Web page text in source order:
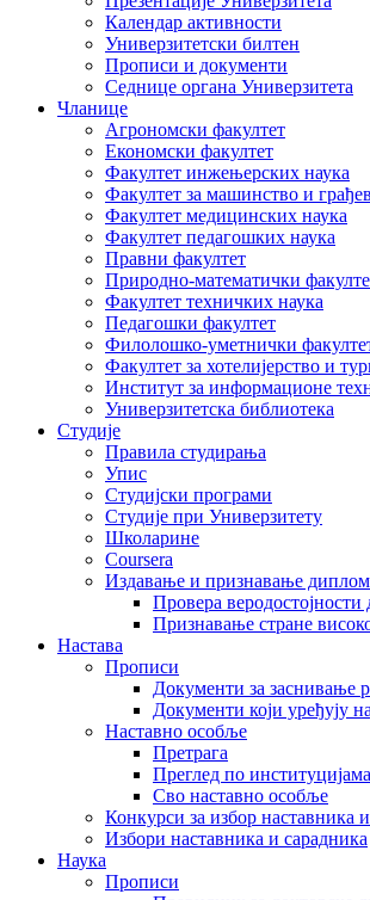
Календар активности
Универзитетски билтен
Прописи и документи
Седнице органа Универзитета
Чланице
Агрономски факултет
Економски факултет
Факултет инжењерских наука
Факултет за машинство и
Факултет медицинских наука
Факултет педагошких наука
Правни факултет
Природно-математички
Факултет техничких наука
Педагошки факултет
Филолошко-уметнички
Факултет за хотелијерство и
Институт за информационе
Универзитетска библиотека
Студије
Правила студирања
Упис
Студијски програми
Студије при Универзитету
Школарине
Coursera
Издавање и признавање
Провера
Признавање стране
Настава
Прописи
Документи за заснивање
Документи који уређују
Наставно особље
Претрага
Преглед по институцијама
Сво наставно особље
Конкурси за избор наставника
Избори наставника и сарадника
Наука
Прописи